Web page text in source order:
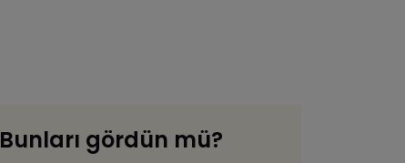
Bunları gördün mü?